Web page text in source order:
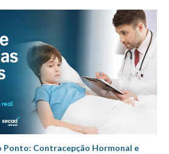
Ponto: Contracepção Hormonal e